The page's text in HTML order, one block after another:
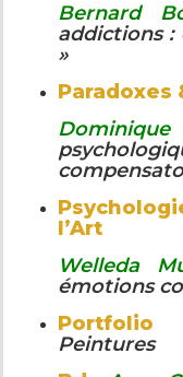
Bernard
addictions
»
Paradoxes
Dominique
l’Art
Welleda
émotions
Portfolio
Peintures